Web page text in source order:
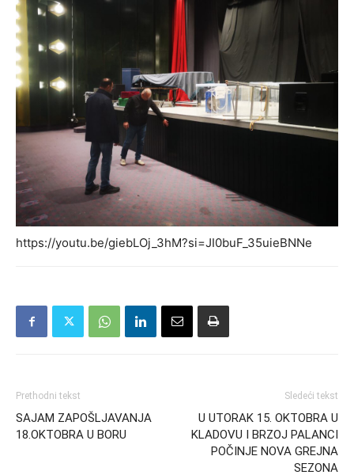
https://youtu.be/giebLOj_3hM?si=JI0buF_35uieBNNe
Prethodni tekst
SAJAM ZAPOŠLJAVANJA
18.OKTOBRA U BORU
Sledeći tekst
U UTORAK 15. OKTOBRA U
KLADOVU I BRZOJ PALANCI
POČINJE NOVA GREJNA
SEZONA